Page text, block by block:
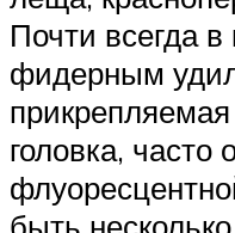
Почти всегда в
фидерным
головка, часто